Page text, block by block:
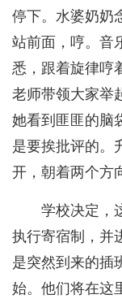
停下。水婆奶奶
站前面，哼。音
悉，跟着旋律哼
老师带领大家举
她看到匪匪的脑
是要挨批评的。
开，朝着两个方
学校决定，
执行寄宿制，并
是突然到来的插
始。他们将在这